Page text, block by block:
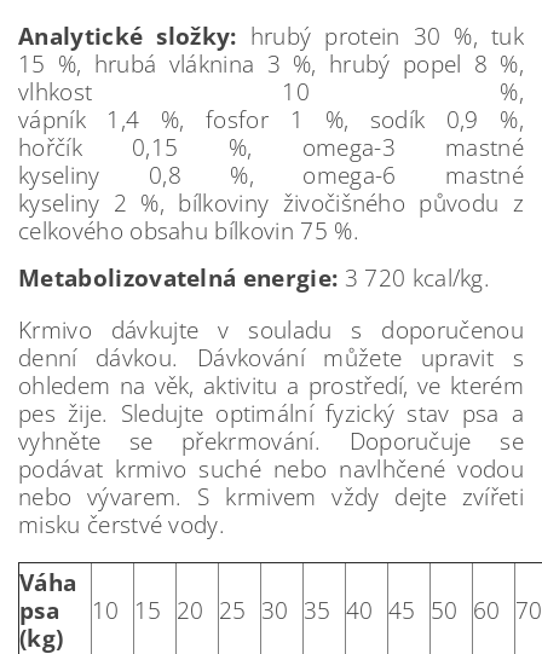
Analytické složky: hrubý protein 30 %, tuk
15 %, hrubá vláknina 3 %, hrubý popel 8 %,
vlhkost 10 %,
vápník 1,4 %, fosfor 1 %, sodík 0,9 %,
hořčík 0,15 %, omega-3 mastné
kyseliny 0,8 %, omega-6 mastné
kyseliny 2 %, bílkoviny živočišného původu z
celkového obsahu bílkovin 75 %.
Metabolizovatelná energie: 3 720 kcal/kg.
Krmivo dávkujte v souladu s doporučenou
denní dávkou. Dávkování můžete upravit s
ohledem na věk, aktivitu a prostředí, ve kterém
pes žije. Sledujte optimální fyzický stav psa a
vyhněte se překrmování. Doporučuje se
podávat krmivo suché nebo navlhčené vodou
nebo vývarem. S krmivem vždy dejte zvířeti
misku čerstvé vody.
Váha
psa
(kg)
10 15 20 25 30 35 40 45 50 60 70